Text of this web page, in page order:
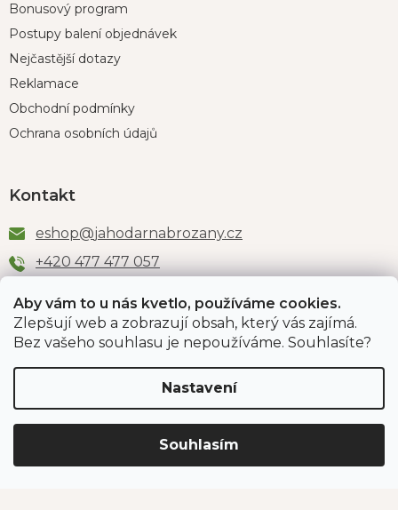
Aby vám to u nás kvetlo, používáme cookies.
Zlepšují web a zobrazují obsah, který vás zajímá.
Bez vašeho souhlasu je nepoužíváme. Souhlasíte?
Nastavení
Souhlasím
Bonusový program
Postupy balení objednávek
Nejčastější dotazy
Reklamace
Obchodní podmínky
Ochrana osobních údajů
Kontakt
eshop@jahodarnabrozany.cz
+420 477 477 057
Odběr newsletteru
PŘIHLÁSIT SE